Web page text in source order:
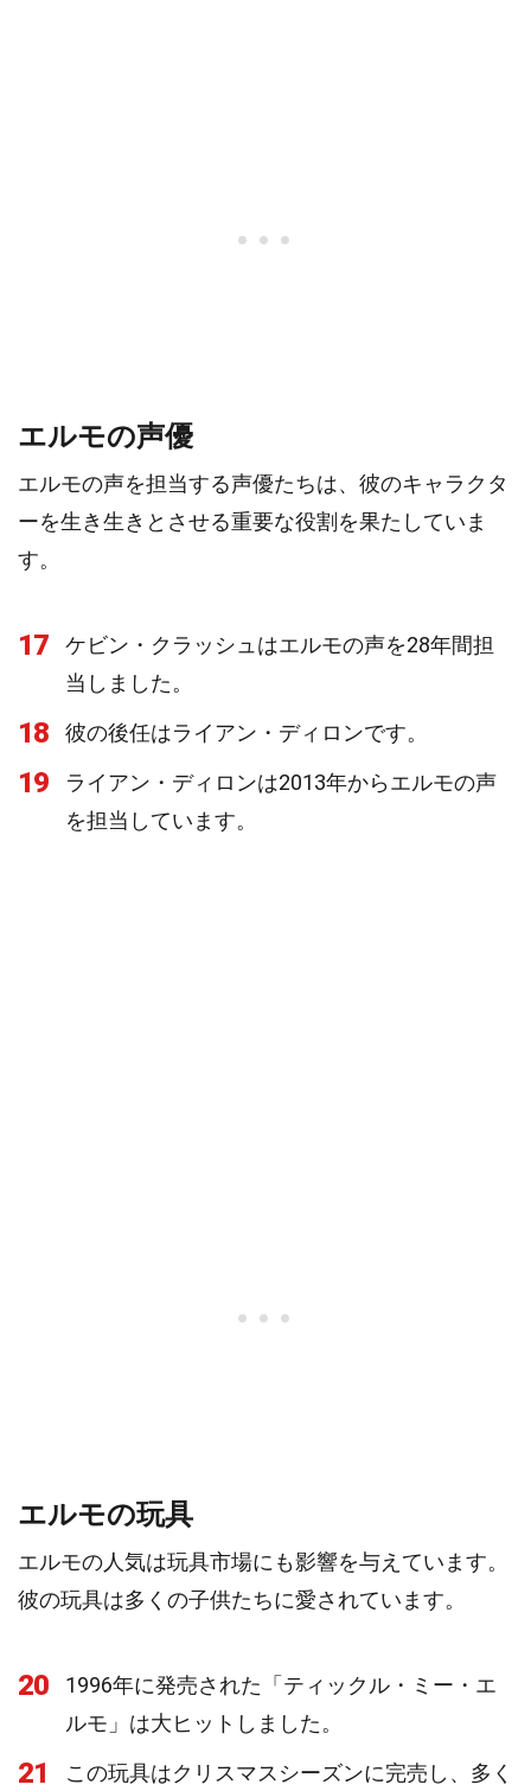
エルモの声優
エルモの声を担当する声優たちは、彼のキャラクタ
ーを生き生きとさせる重要な役割を果たしていま
す。
17
ケビン・クラッシュはエルモの声を28年間担
当しました。
18 彼の後任はライアン・ディロンです。
19
ライアン・ディロンは2013年からエルモの声
を担当しています。
エルモの玩具
エルモの人気は玩具市場にも影響を与えています。
彼の玩具は多くの子供たちに愛されています。
20
1996年に発売された「ティックル・ミー・エ
ルモ」は大ヒットしました。
21
この玩具はクリスマスシーズンに完売し、多く